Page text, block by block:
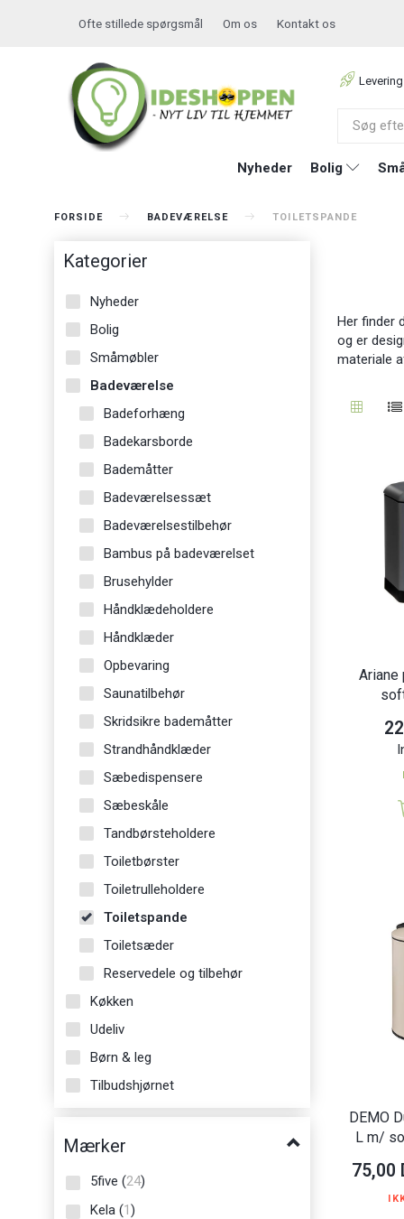
Ofte stillede spørgsmål Om os Kontakt os
Nyheder Bolig
FORSIDE BADEVÆRELSE TOILETSPANDE
Kategorier
Nyheder
Bolig
Småmøbler
Badeværelse
Badeforhæng
Badekarsborde
Bademåtter
Badeværelsessæt
Badeværelsestilbehør
Bambus på badeværelset
Brusehylder
Håndklædeholdere
Håndklæder
Opbevaring
Saunatilbehør
Skridsikre bademåtter
Strandhåndklæder
Sæbedispensere
Sæbeskåle
Tandbørsteholdere
Toiletbørster
Toiletrulleholdere
Toiletspande
Toiletsæder
Reservedele og tilbehør
Køkken
Udeliv
Børn & leg
Tilbudshjørnet
Mærker
5five (24)
Kela (1)
Her finder
og er
materiale
Ariane
DEMO
L m/
75,00